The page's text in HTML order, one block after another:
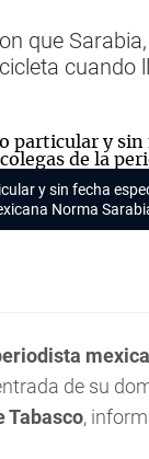
que
cuando
y sin fecha
Norma
de su
Tabasco,